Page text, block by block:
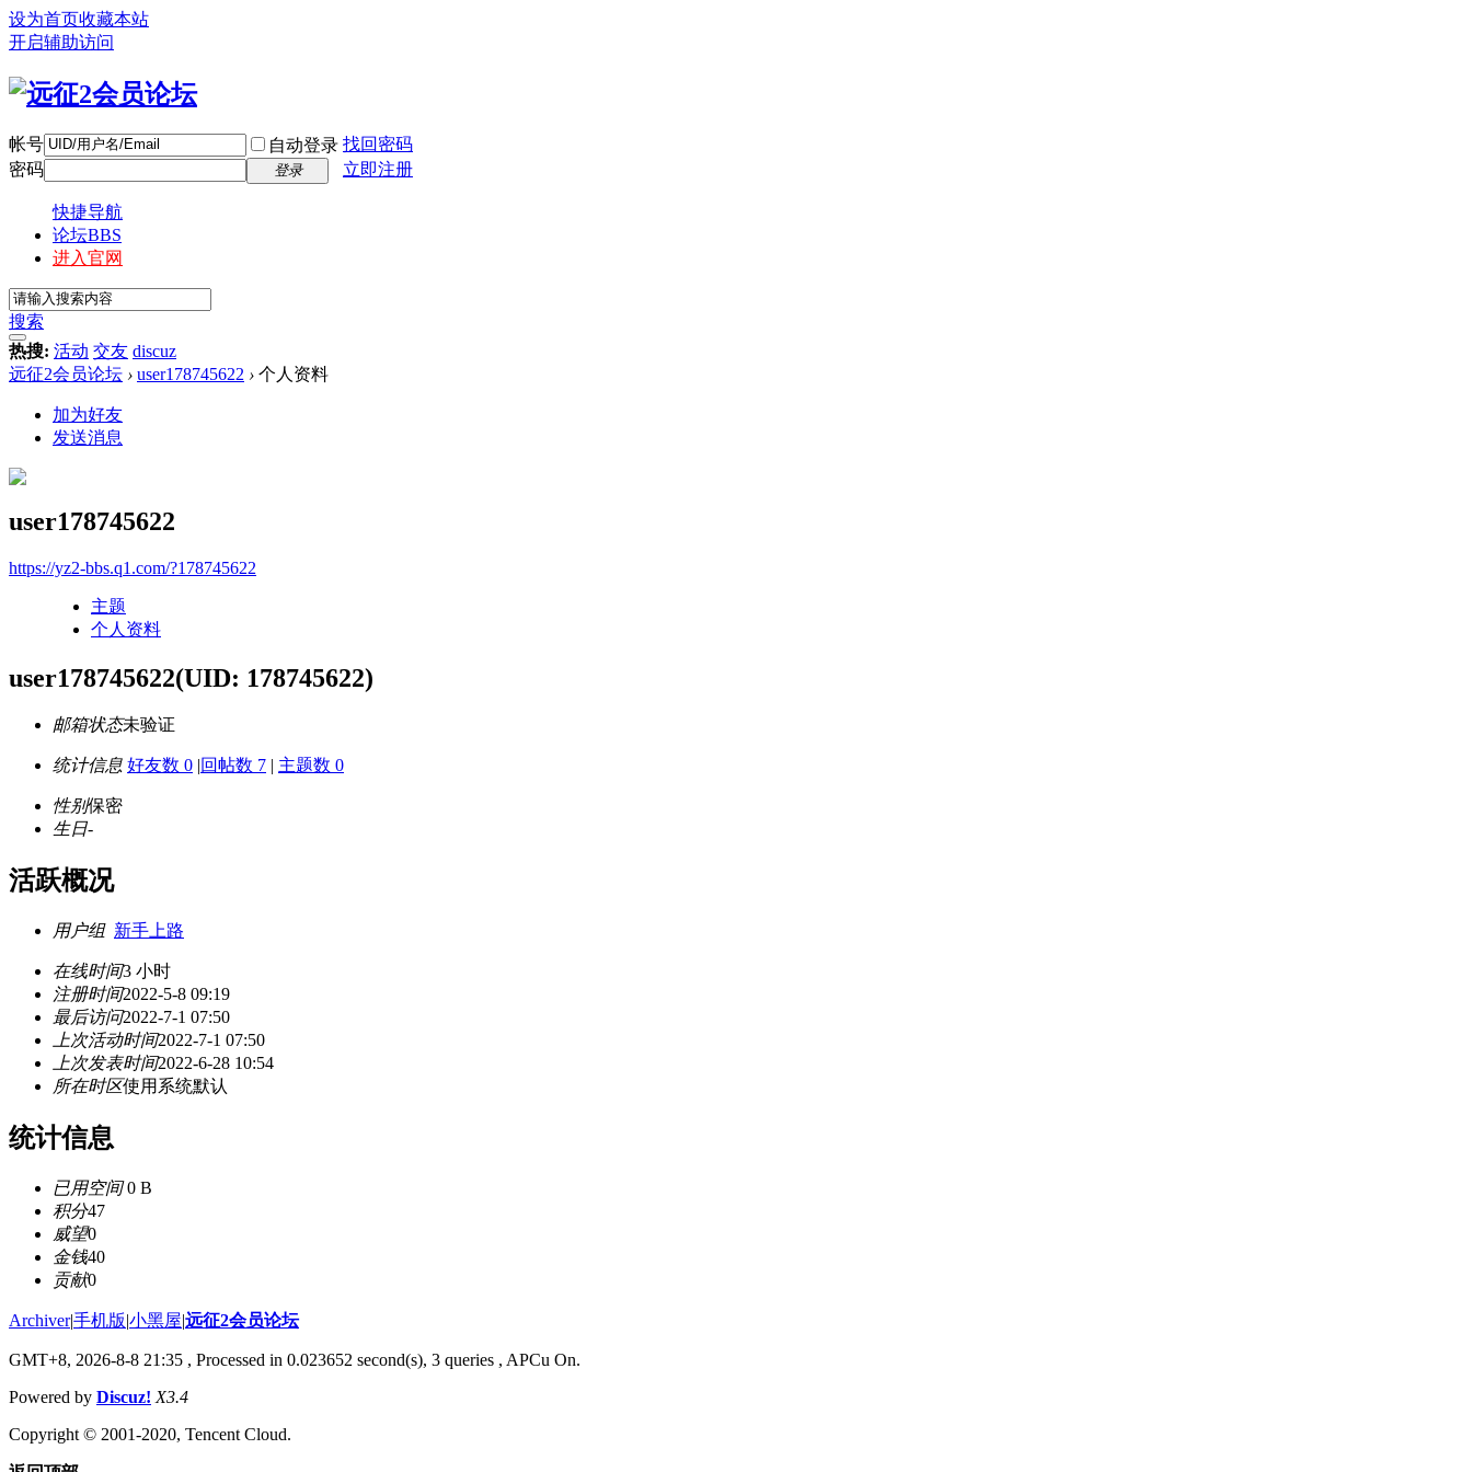
设为首页收藏本站
开启辅助访问
帐号 自动登录 找回密码
密码
登录 立即注册
快捷导航
论坛BBS
进入官网
搜索
热搜: 活动 交友 discuz
远征2会员论坛 › user178745622 › 个人资料
加为好友
发送消息
user178745622
https://yz2-bbs.q1.com/?178745622
主题
个人资料
user178745622(UID: 178745622)
邮箱状态未验证
统计信息 好友数 0 |回帖数 7 | 主题数 0
性别保密
生日-
活跃概况
用户组 新手上路
在线时间3 小时
注册时间2022-5-8 09:19
最后访问2022-7-1 07:50
上次活动时间2022-7-1 07:50
上次发表时间2022-6-28 10:54
所在时区使用系统默认
统计信息
已用空间0 B
积分47
威望0
金钱40
贡献0
Archiver|手机版|小黑屋|远征2会员论坛
GMT+8, 2026-8-8 21:35 , Processed in 0.023652 second(s), 3 queries , APCu On.
Powered by Discuz! X3.4
Copyright © 2001-2020, Tencent Cloud.